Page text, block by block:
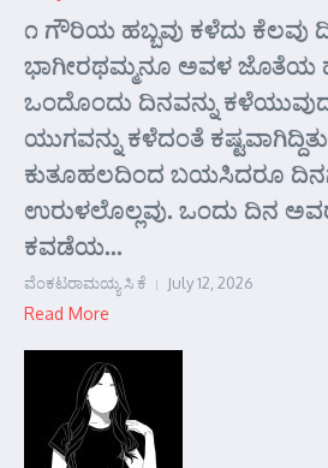
೧ ಗೌರಿಯ ಹಬ್ಬವು ಕಳೆದು ಕೆಲವು
ಭಾಗೀರಥಮ್ಮನೂ ಅವಳ ಜೊತೆಯ
ಒಂದೊಂದು ದಿನವನ್ನು
ಯುಗವನ್ನು ಕಳೆದಂತೆ
ಕುತೂಹಲದಿಂದ ಬಯಸಿದರೂ
ಉರುಳಲೊಲ್ಲವು. ಒಂದು ದಿನ
ಕವಡೆಯ...
ವೆಂಕಟರಾಮಯ್ಯ ಸಿ ಕೆ July 12, 2026
Read More